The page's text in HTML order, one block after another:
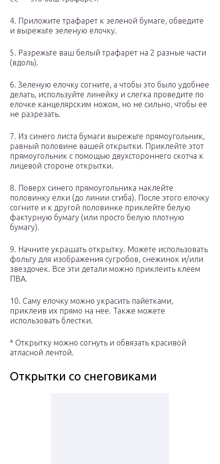
4. Приложите трафарет к зеленой бумаге, обведите
и вырежьте зеленую елочку.
5. Разрежьте ваш белый трафарет на 2 разные части
(вдоль).
6. Зеленую елочку согните, а чтобы это было удобнее
делать, используйте линейку и слегка проведите по
елочке канцелярским ножом, но не сильно, чтобы ее
не разрезать.
7. Из синего листа бумаги вырежьте прямоугольник,
равный половине вашей открытки. Приклейте этот
прямоугольник с помощью двухстороннего скотча к
лицевой стороне открытки.
8. Поверх синего прямоугольника наклейте
половинку елки (до линии сгиба). После этого елочку
согните и к другой половинке приклейте белую
фактурную бумагу (или просто белую плотную
бумагу).
9. Начните украшать открытку. Можете использовать
фольгу для изображения сугробов, снежинок и/или
звездочек. Все эти детали можно приклеить клеем
ПВА.
10. Саму елочку можно украсить пайетками,
приклеив их прямо на нее. Также можете
использовать блестки.
* Открытку можно согнуть и обвязать красивой
атласной лентой.
Открытки со снеговиками